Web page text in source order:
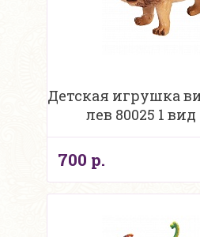
Детская игрушка
лев 80025 1
700 р.